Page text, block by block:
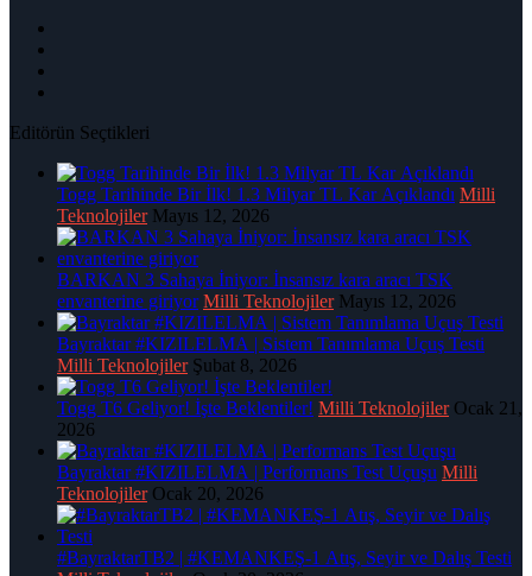
Editörün Seçtikleri
Togg Tarihinde Bir İlk! 1.3 Milyar TL Kar Açıklandı Milli
Teknolojiler Mayıs 12, 2026
BARKAN 3 Sahaya İniyor: İnsansız kara aracı TSK
envanterine giriyor Milli Teknolojiler Mayıs 12, 2026
Bayraktar #KIZILELMA | Sistem Tanımlama Uçuş Testi
Milli Teknolojiler Şubat 8, 2026
Togg T6 Geliyor! İşte Beklentiler! Milli Teknolojiler Ocak 21,
2026
Bayraktar #KIZILELMA | Performans Test Uçuşu Milli
Teknolojiler Ocak 20, 2026
#BayraktarTB2 | #KEMANKEŞ-1 Atış, Seyir ve Dalış Testi